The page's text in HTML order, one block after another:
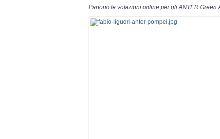
Partono le votazioni online per gli ANTER Green